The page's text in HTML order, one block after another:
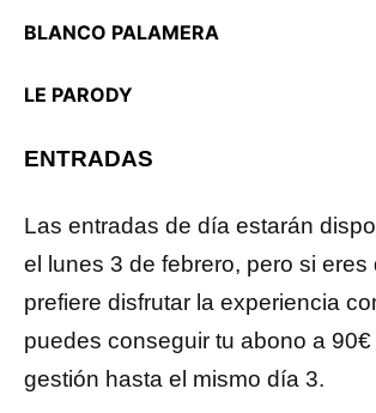
BLANCO PALAMERA
LE PARODY
ENTRADAS
Las entradas de día estarán
el lunes 3 de febrero, pero si eres
prefiere disfrutar la experiencia
puedes conseguir tu abono a
gestión hasta el mismo día 3.